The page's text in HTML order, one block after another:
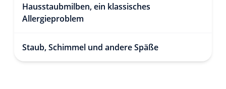
Hausstaubmilben, ein klassisches
Allergieproblem
Staub, Schimmel und andere Späße